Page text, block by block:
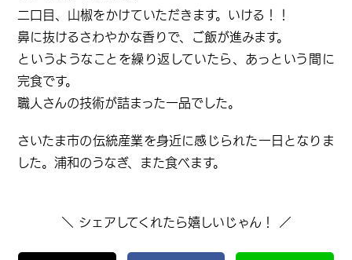
二口目、山椒をかけていただきます。いける！！
鼻に抜けるさわやかな香りで、ご飯が進みます。
というようなことを繰り返していたら、あっという間に
完食です。
職人さんの技術が詰まった一品でした。
さいたま市の伝統産業を身近に感じられた一日となりま
した。浦和のうなぎ、また食べます。
＼ シェアしてくれたら嬉しいじゃん！ ／